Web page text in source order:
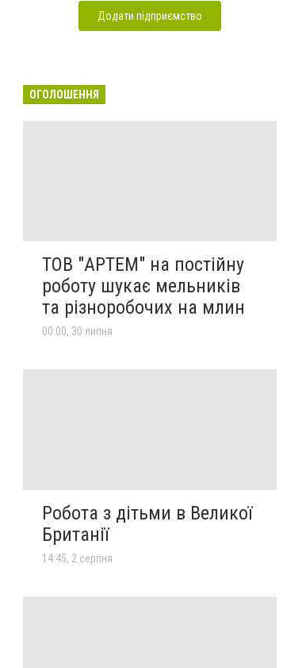
Додати підприємство
ОГОЛОШЕННЯ
ТОВ "АРТЕМ" на постійну
роботу шукає мельників
та різноробочих на млин
00:00, 30 липня
Робота з дітьми в Великої
Британії
14:45, 2 серпня